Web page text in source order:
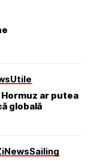
Utile
ar putea
globală
NewsSailing